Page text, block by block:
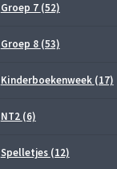
Groep 7 (52)
Groep 8 (53)
Kinderboekenweek (17)
NT2 (6)
Spelletjes (12)